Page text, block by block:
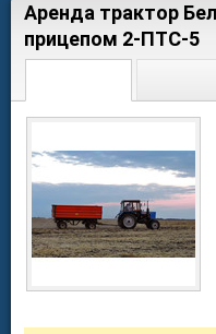
Аренда трактор
прицепом 2-ПТС-5